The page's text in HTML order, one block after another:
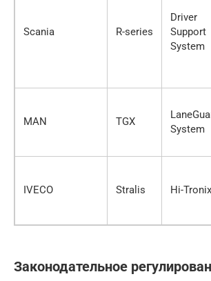
Scania R-series
Driver
Support
System
MAN TGX
System
IVECO Stralis Hi-Tronix
Законодательное